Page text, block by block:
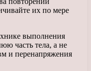
их по мере
выполнения
часть тела, а не
и перенапряжения